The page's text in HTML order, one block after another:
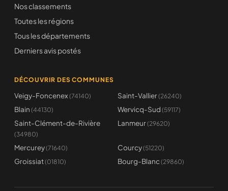
Nos classements
Toutes les régions
Tous les départements
Derniers avis postés
DÉCOUVRIR DES COMMUNES
Veigy-Foncenex (74140) Saint-Vallier(26240)
Blain (44130) Wervicq-Sud (59117)
Saint-Clément-de-Rivière
(34980)
Lanmeur(29620)
Mercurey(71640) Courcy(51220)
Groissiat(01810) Bourg-Blanc (29860)